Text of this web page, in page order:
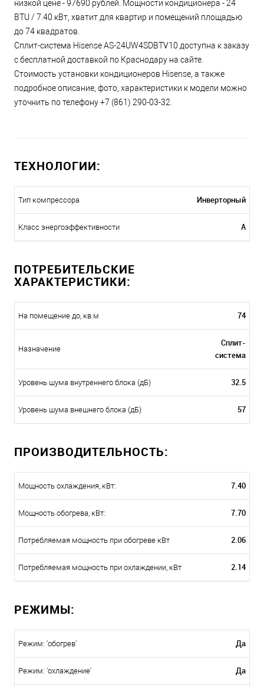
низкой цене - 97690 рублей. Мощности кондиционера - 24
BTU / 7.40 кВт, хватит для квартир и помещений площадью
до 74 квадратов.
Сплит-система Hisense AS-24UW4SDBTV10 доступна к заказу
с бесплатной доставкой по Краснодару на сайте.
Стоимость установки кондиционеров Hisense, а также
подробное описание, фото, характеристики к модели можно
уточнить по телефону +7 (861) 290-03-32.
ТЕХНОЛОГИИ:
Тип компрессора Инверторный
Класс энергоэффективности A
ПОТРЕБИТЕЛЬСКИЕ
ХАРАКТЕРИСТИКИ:
На помещение до, кв.м 74
Назначение
Сплит-
система
Уровень шума внутреннего блока (дБ) 32.5
Уровень шума внешнего блока (дБ) 57
ПРОИЗВОДИТЕЛЬНОСТЬ:
Мощность охлаждения, кВт: 7.40
Мощность обогрева, кВт: 7.70
Потребляемая мощность при обогреве кВт 2.06
Потребляемая мощность при охлаждении, кВт 2.14
РЕЖИМЫ:
Режим: 'обогрев' Да
Режим: 'охлаждение' Да